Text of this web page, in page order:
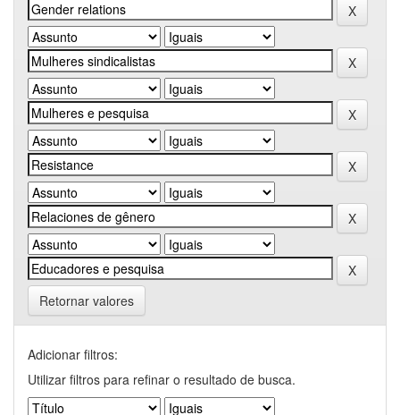
Retornar valores
Adicionar filtros:
Utilizar filtros para refinar o resultado de busca.